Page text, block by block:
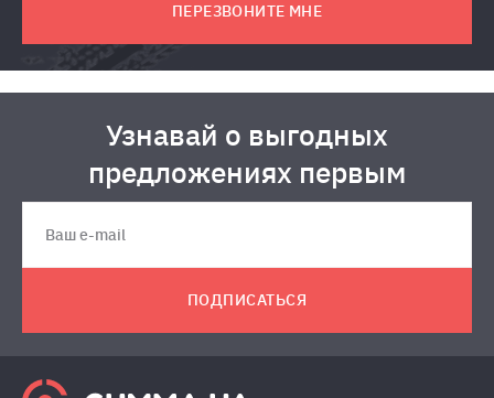
ПЕРЕЗВОНИТЕ МНЕ
Узнавай о выгодных
предложениях первым
ПОДПИСАТЬСЯ